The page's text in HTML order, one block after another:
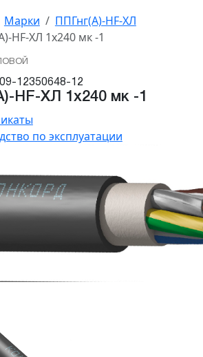
Марки
ППГнг(А)-HF-ХЛ
HF-ХЛ 1х240 мк -1
12350648-12
HF-ХЛ 1х240 мк -1
по эксплуатации